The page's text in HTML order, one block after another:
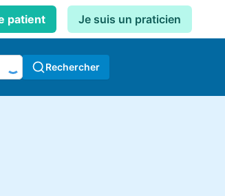
patient Je suis un praticien
Rechercher